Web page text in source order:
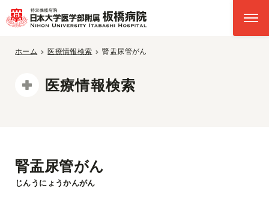
ホーム 医療情報検索 腎盂尿管がん
医療情報検索
腎盂尿管がん
じんうにょうかんがん